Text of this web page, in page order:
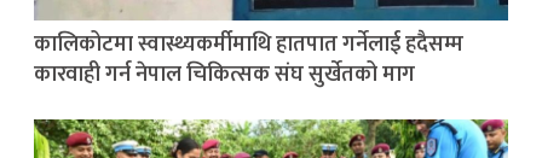
कालिकोटमा स्वास्थ्यकर्मीमाथि हातपात गर्नेलाई हदैसम्म
कारवाही गर्न नेपाल चिकित्सक संघ सुर्खेतको माग